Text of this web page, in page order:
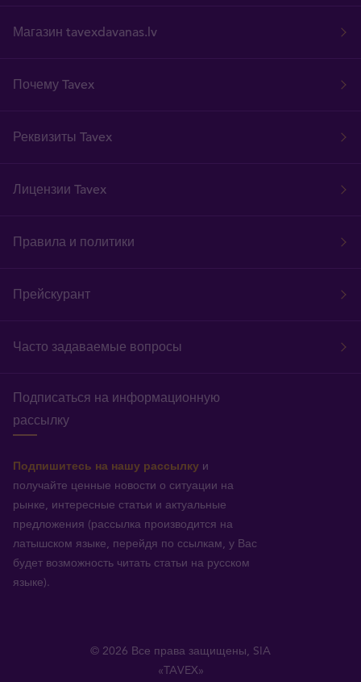
Магазин tavexdavanas.lv
Почему Tavex
Реквизиты Tavex
Лицензии Tavex
Правила и политики
Прейскурант
Часто задаваемые вопросы
Подписаться на информационную
рассылку
Подпишитесь на нашу рассылку и
получайте ценные новости о ситуации на
рынке, интересные статьи и актуальные
предложения (рассылка производится на
латышском языке, перейдя по ссылкам, у Вас
будет возможность читать статьи на русском
языке).
© 2026 Все права защищены, SIA
«TAVEX»